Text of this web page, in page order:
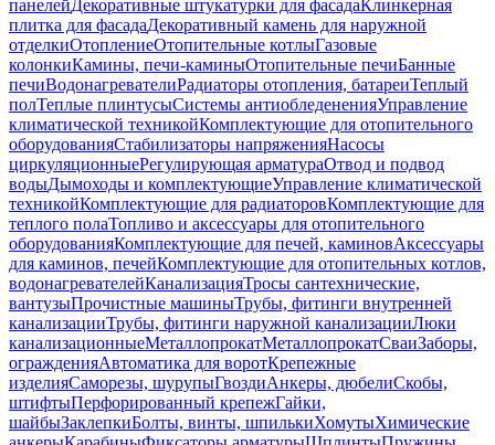
панелейДекоративные штукатурки для фасадаКлинкерная
плитка для фасадаДекоративный камень для наружной
отделкиОтоплениеОтопительные котлыГазовые
колонкиКамины, печи-каминыОтопительные печиБанные
печиВодонагревателиРадиаторы отопления, батареиТеплый
полТеплые плинтусыСистемы антиобледененияУправление
климатической техникойКомплектующие для отопительного
оборудованияСтабилизаторы напряженияНасосы
циркуляционныеРегулирующая арматураОтвод и подвод
водыДымоходы и комплектующиеУправление климатической
техникойКомплектующие для радиаторовКомплектующие для
теплого полаТопливо и аксессуары для отопительного
оборудованияКомплектующие для печей, каминовАксессуары
для каминов, печейКомплектующие для отопительных котлов,
водонагревателейКанализацияТросы сантехнические,
вантузыПрочистные машиныТрубы, фитинги внутренней
канализацииТрубы, фитинги наружной канализацииЛюки
канализационныеМеталлопрокатМеталлопрокатСваиЗаборы,
огражденияАвтоматика для воротКрепежные
изделияСаморезы, шурупыГвоздиАнкеры, дюбелиСкобы,
штифтыПерфорированный крепежГайки,
шайбыЗаклепкиБолты, винты, шпилькиХомутыХимические